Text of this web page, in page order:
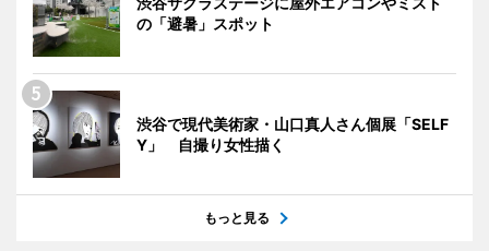
の「避暑」スポット
渋谷で現代美術家・山口真人さん個展「SELF
Y」 自撮り女性描く
もっと見る